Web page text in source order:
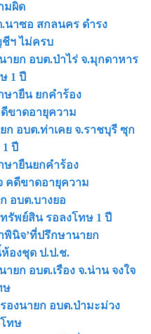
มผิด
นาซอ สกลนคร ดำรง
ชีฯ ไม่ครบ
ายก อบต.ป่าไร่ จ.มุกดาหาร
1 ปี
ายืน ยกคำร้อง
ขาดอายุความ
ก อบต.ท่าเคย จ.ราชบุรี ซุก
ปี
ายืนยกคำร้อง
คดีขาดอายุความ
อบต.บางยอ
รัพย์สิน รอลงโทษ 1 ปี
พินิจ’ที่ปรึกษานายก
ห้องชุด ป.ป.ช.
ยก อบต.เรือง จ.น่าน จงใจ
ษ
องนายก อบต.ป่ามะม่วง
ทษ